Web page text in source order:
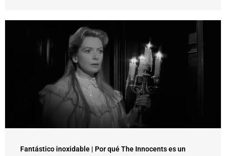
Fantástico inoxidable | Por qué The Innocents es un